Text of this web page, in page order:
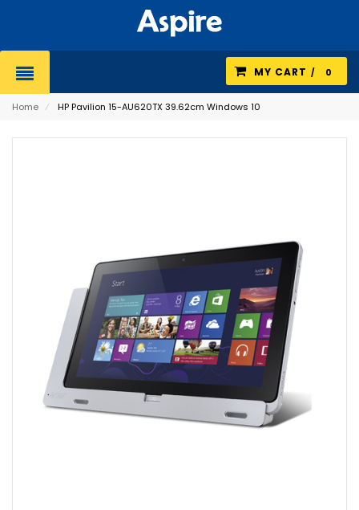
MY CART 0
Home ⁄ HP Pavilion 15-AU620TX 39.62cm Windows 10